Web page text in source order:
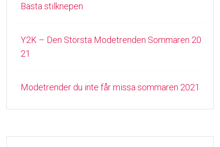
Bästa stilknepen
Y2K – Den Största Modetrenden Sommaren 20
21
Modetrender du inte får missa sommaren 2021